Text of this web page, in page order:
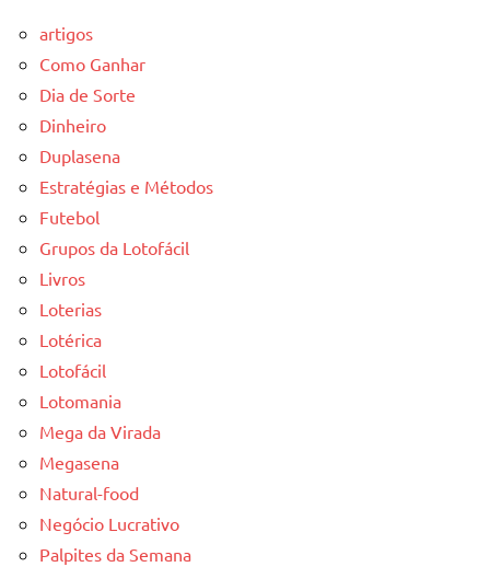
artigos
Como Ganhar
Dia de Sorte
Dinheiro
Duplasena
Estratégias e Métodos
Futebol
Grupos da Lotofácil
Livros
Loterias
Lotérica
Lotofácil
Lotomania
Mega da Virada
Megasena
Natural-food
Negócio Lucrativo
Palpites da Semana